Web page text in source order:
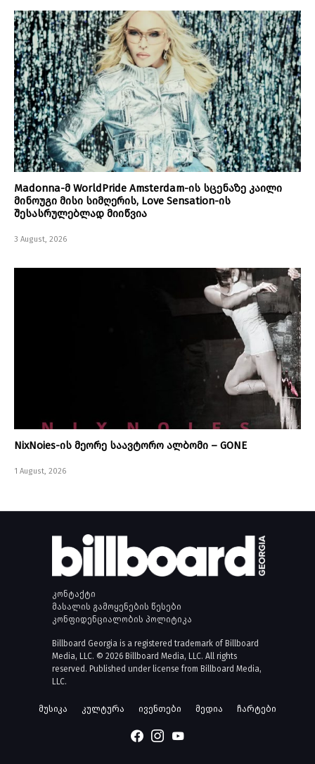
Madonna-მ WorldPride Amsterdam-ის სცენაზე კაილი
მინოუგი მისი სიმღერის, Love Sensation-ის
შესასრულებლად მიიწვია
3 August, 2026
NixNoies-ის მეორე საავტორო ალბომი – GONE
1 August, 2026
კონტაქტი
მასალის გამოყენების წესები
კონფიდენციალობის პოლიტიკა
Billboard Georgia is a registered trademark of Billboard
Media, LLC. © 2026 Billboard Media, LLC. All rights
reserved. Published under license from Billboard Media,
LLC.
მუსიკა კულტურა ივენთები მედია ჩარტები